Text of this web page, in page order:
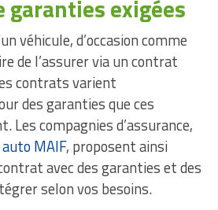
garanties exigées
véhicule, d’occasion comme
de l’assurer via un contrat
contrats varient
des garanties que ces
Les compagnies d’assurance,
MAIF, proposent ainsi
avec des garanties et des
selon vos besoins.